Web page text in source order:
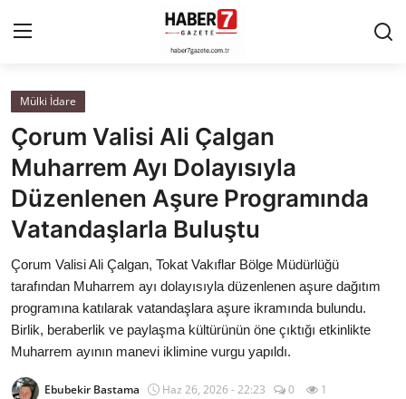
Anasayfa
Cumhurbaşkanlığı
Genel Merkez
Valilikler
Gallery
Bakanlıklar
Mülki İdare
Çorum Valisi Ali Çalgan
Muharrem Ayı Dolayısıyla
Düzenlenen Aşure Programında
Vatandaşlarla Buluştu
Çorum Valisi Ali Çalgan, Tokat Vakıflar Bölge Müdürlüğü
tarafından Muharrem ayı dolayısıyla düzenlenen aşure dağıtım
programına katılarak vatandaşlara aşure ikramında bulundu.
Birlik, beraberlik ve paylaşma kültürünün öne çıktığı etkinlikte
Muharrem ayının manevi iklimine vurgu yapıldı.
Ebubekir Bastama Haz 26, 2026 - 22:23 0 1